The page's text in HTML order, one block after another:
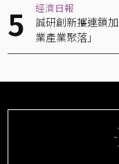
經濟日報
誠研創新攜連鎖
業產業聚落」